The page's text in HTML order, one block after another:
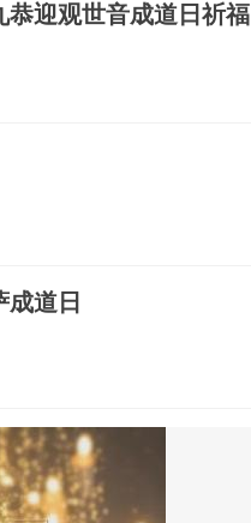
恭迎观世音成道日祈福
道日